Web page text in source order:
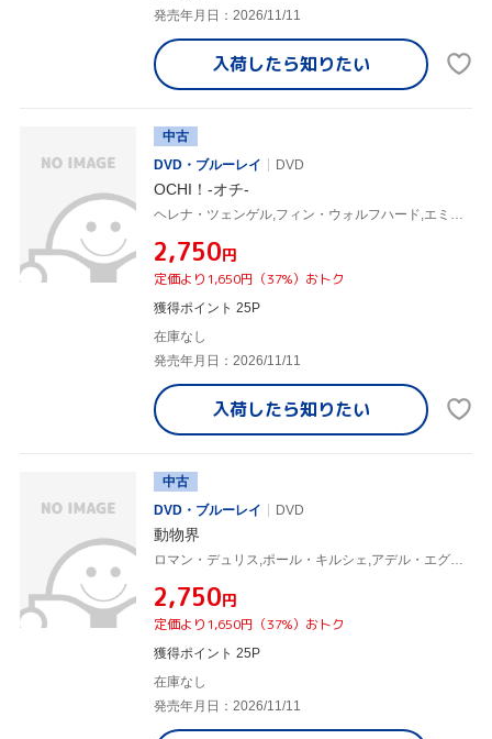
発売年月日：2026/11/11
入荷したら知りたい
中古
DVD・ブルーレイ
DVD
OCHI！-オチ-
¥2,750円
定価より1,650円（37%）おトク
獲得ポイント 25P
在庫なし
発売年月日：2026/11/11
入荷したら知りたい
中古
DVD・ブルーレイ
DVD
動物界
ロマン・デュリス,ポール・キルシェ,アデル・エグザルコプロス,トム・メルシエ,ビリー・ブラン,サーディア・ベンタイブ,トマ・カイエ,アンドレア・ラズロ・デ・シモーネ
¥2,750円
定価より1,650円（37%）おトク
獲得ポイント 25P
在庫なし
発売年月日：2026/11/11